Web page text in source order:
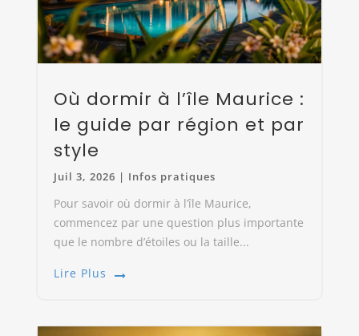
Où dormir à l’île Maurice :
le guide par région et par
style
Juil 3, 2026 | Infos pratiques
Pour savoir où dormir à l’île Maurice,
commencez par une question plus importante
que le nombre d’étoiles ou la taille...
Lire Plus